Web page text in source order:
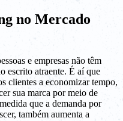
no Mercado
e empresas não têm
escrito atraente. É aí que
clientes a economizar tempo,
sua marca por meio de
que a demanda por
também aumenta a